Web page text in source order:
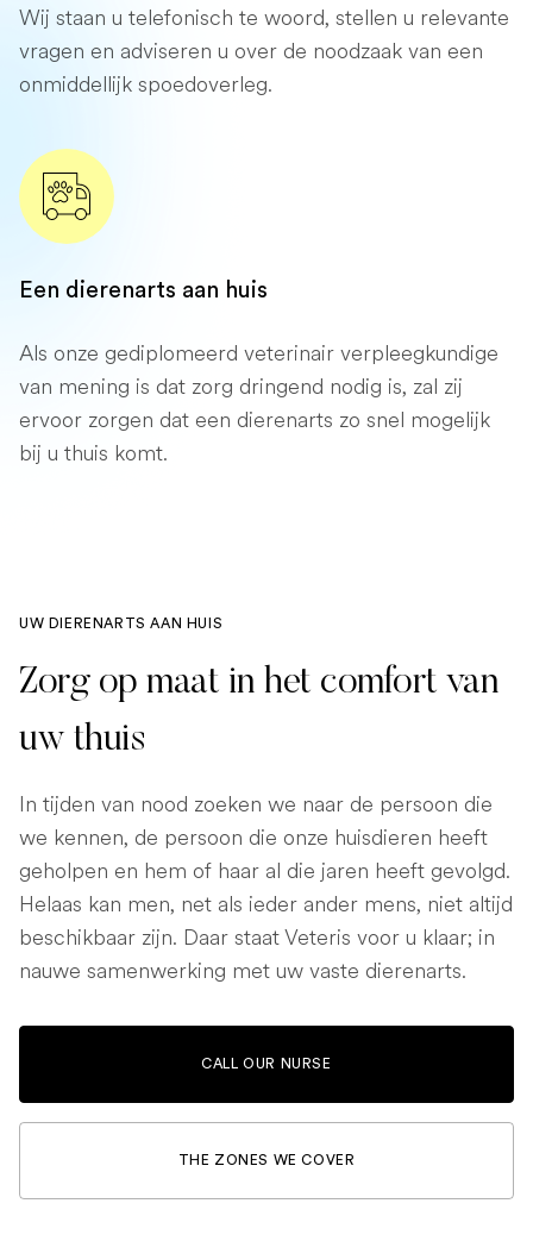
Wij staan ​​u telefonisch te woord, stellen u relevante
vragen en adviseren u over de noodzaak van een
onmiddellijk spoedoverleg.
Een dierenarts aan huis
Als onze gediplomeerd veterinair verpleegkundige
van mening is dat zorg dringend nodig is, zal zij
ervoor zorgen dat een dierenarts zo snel mogelijk
bij u thuis komt.
UW DIERENARTS AAN HUIS
Zorg op maat in het comfort van
uw thuis
In tijden van nood zoeken we naar de persoon die
we kennen, de persoon die onze huisdieren heeft
geholpen en hem of haar al die jaren heeft gevolgd.
Helaas kan men, net als ieder ander mens, niet altijd
beschikbaar zijn. Daar staat Veteris voor u klaar; in
nauwe samenwerking met uw vaste dierenarts.
CALL OUR NURSE
THE ZONES WE COVER